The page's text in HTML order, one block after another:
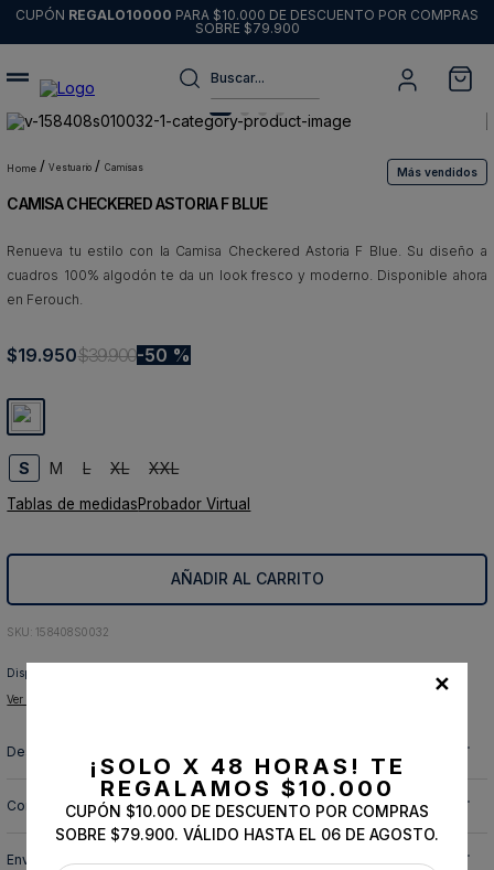
CUPÓN REGALO10000 PARA $10.000 DE DESCUENTO POR COMPRAS
SOBRE $79.900
Buscar...
vestuario camisas Más vendidos
CAMISA CHECKERED ASTORIA F BLUE
Renueva tu estilo con la Camisa Checkered Astoria F Blue. Su diseño a
cuadros 100% algodón te da un look fresco y moderno. Disponible ahora
en Ferouch.
$19.950$39.900 50 %
S M L XL XXL
Tablas de medidasProbador Virtual
AÑADIR AL CARRITO
: 158408S0032
Disponible para:
Ver tiendas disponibles para retiro
Descripción y cuidado de la prenda
Composición
Envíos, cambios y devoluciones
1.
sweater
2.
chaquetas
3.
pantalon
6.
blazer
7.
8.
9.
poleron
✕
¡SOLO X 48 HORAS! TE
REGALAMOS $10.000
CUPÓN $10.000 DE DESCUENTO POR COMPRAS
SOBRE $79.900. VÁLIDO HASTA EL 06 DE AGOSTO.